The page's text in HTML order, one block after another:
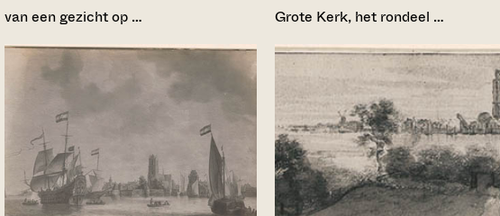
van een gezicht op …
Grote Kerk, het rondeel …